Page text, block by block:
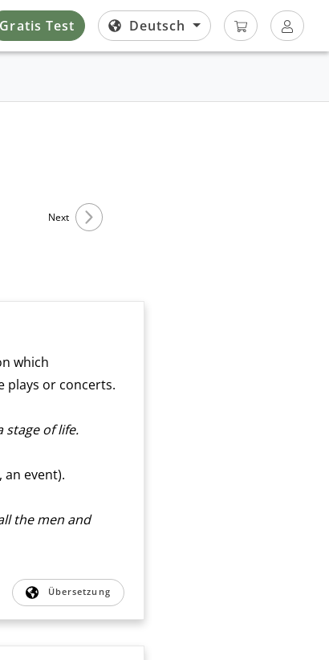
Gratis Test Deutsch
Next
which
plays or concerts.
stage of life.
an event).
the men and
Übersetzung